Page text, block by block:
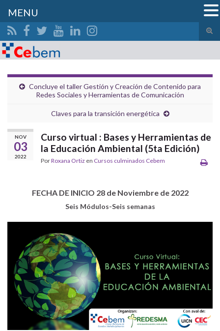
el
Search for:
Concluye el taller Gestión y Creación de Contenido para
Redes Sociales y Herramientas de Comunicación
Claves para la transición energética
NOV
03
2022
Curso virtual : Bases y Herramientas de
la Educación Ambiental (5ta Edición)
PorRoxana Ortiz en Cursos culminados Cebem
FECHA DE INICIO 28 de Noviembre de 2022
Seis Módulos-Seis semanas
MENU